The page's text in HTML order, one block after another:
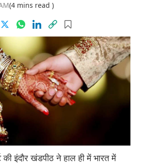
(4 mins read )
की इंदौर खंडपीठ ने हाल ही में भारत में